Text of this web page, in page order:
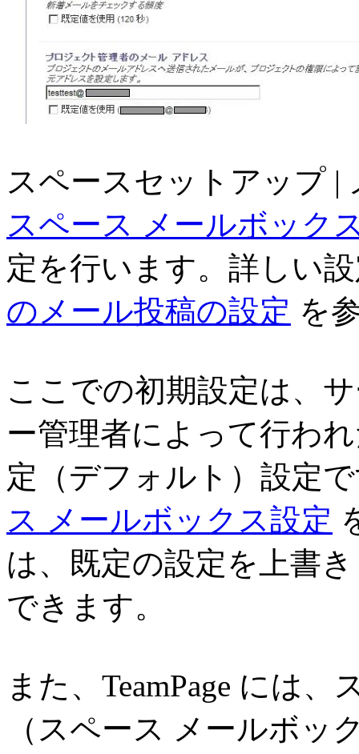
スペースセットアップ |
スペース メールボック
定を行います。詳しい
のメール投稿の設定 を
ここでの初期設定は、
ー管理者によって行わ
定（デフォルト）設定
ス メールボックス設定
は、既定の設定を上書
できます。
また、TeamPage には
（スペース メールボッ